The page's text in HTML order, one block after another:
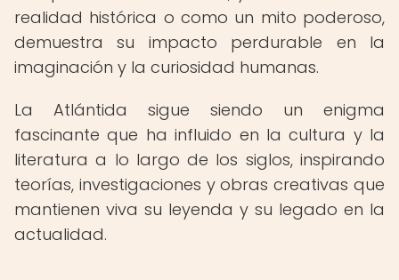
realidad histórica o como un mito poderoso,
demuestra su impacto perdurable en la
imaginación y la curiosidad humanas.
La Atlántida sigue siendo un enigma
fascinante que ha influido en la cultura y la
literatura a lo largo de los siglos, inspirando
teorías, investigaciones y obras creativas que
mantienen viva su leyenda y su legado en la
actualidad.